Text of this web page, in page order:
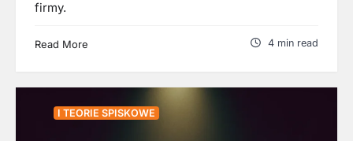
firmy.
Read More 4 min read
I TEORIE SPISKOWE